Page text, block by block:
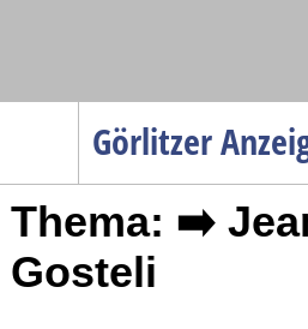
Görlitzer
Menüpunkte
Startseite
Gesellschaft
Thema: ➡️
Gosteli